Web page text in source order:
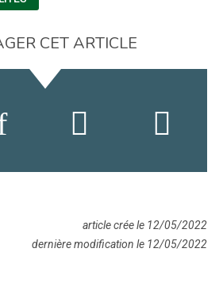
CET ARTICLE
article crée le 12/05/2022
dernière modification le 12/05/2022